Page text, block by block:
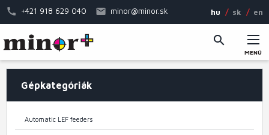
tartalomra
+421 918 629 040 minor@minor.sk hu sk en
navigáció
MENÜ
Gépkategóriák
Automatic LEF feeders